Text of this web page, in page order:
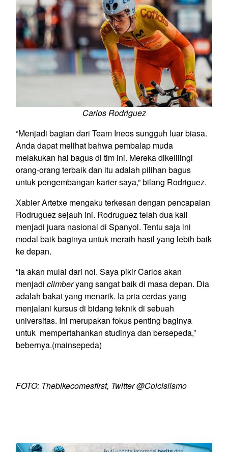
Carlos Rodriguez
“Menjadi bagian dari Team Ineos sungguh luar biasa.
Anda dapat melihat bahwa pembalap muda
melakukan hal bagus di tim ini. Mereka dikelilingi
orang-orang terbaik dan itu adalah pilihan bagus
untuk pengembangan karier saya,” bilang Rodriguez.
Xabier Artetxe mengaku terkesan dengan pencapaian
Rodruguez sejauh ini. Rodruguez telah dua kali
menjadi juara nasional di Spanyol. Tentu saja ini
modal baik baginya untuk meraih hasil yang lebih baik
ke depan.
“Ia akan mulai dari nol. Saya pikir Carlos akan
menjadi climberyang sangat baik di masa depan. Dia
adalah bakat yang menarik. Ia pria cerdas yang
menjalani kursus di bidang teknik di sebuah
universitas. Ini merupakan fokus penting baginya
untuk mempertahankan studinya dan bersepeda,”
bebernya.(mainsepeda)
FOTO: Thebikecomesfirst, Twitter @Colcislismo